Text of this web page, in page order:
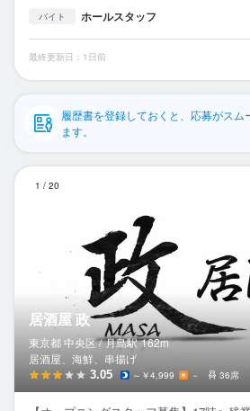
プライバシーポリシー
利用規約
企業情報
バイト ホールスタッフ
最終更新日：1日前
履歴書を登録しておくと、応募がスム
ます。
1 / 20
居酒屋 政
東京都 中央区 / 月島駅 162m
居酒屋、海鮮、串揚げ
3.05 ～￥4,999 － 36席